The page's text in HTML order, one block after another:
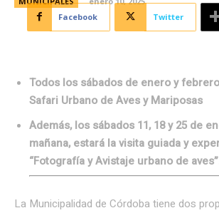
Facebook
Twitter
Todos los sábados de enero y
Safari Urbano de Aves y Mariposas
Además, los sábados 11, 18 y 25 de
mañana, estará la visita guiada y
“Fotografía y Avistaje urbano de
La Municipalidad de Córdoba tiene dos